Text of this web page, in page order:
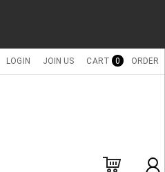
LOGIN JOIN US CART 0 ORDER